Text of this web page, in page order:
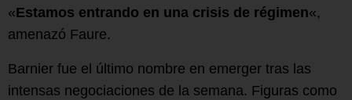
«Estamos entrando en una crisis de régimen«,
amenazó Faure.
Barnier fue el último nombre en emerger tras las
intensas negociaciones de la semana. Figuras como